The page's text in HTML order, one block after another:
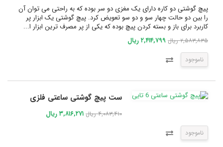
پیچ گوشتی دو کاره دارای یک مغزی دو سر بوده که به راحتی می توان آن
را بین دو حالت چهار سو و دو سو تعویض کرد. پیچ گوشتی یک ابزار پر
کاربرد برای باز و بسته کردن پیچ بوده که یکی از پر مصرف ترین ابزار ا...
۲,۵۸۳,۸۳۵ ریال ۲,۴۱۴,۷۹۹ ریال
ناموجود
ست پیچ گوشتی ساعتی فلزی
۴,۰۸۳,۴۱۰ ریال ۳,۸۱۶,۲۷۱ ریال
ناموجود